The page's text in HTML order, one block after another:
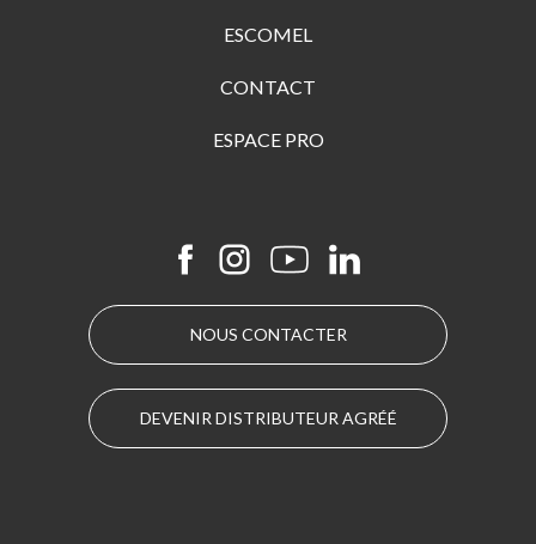
ESCOMEL
CONTACT
ESPACE PRO
NOUS CONTACTER
DEVENIR DISTRIBUTEUR AGRÉÉ